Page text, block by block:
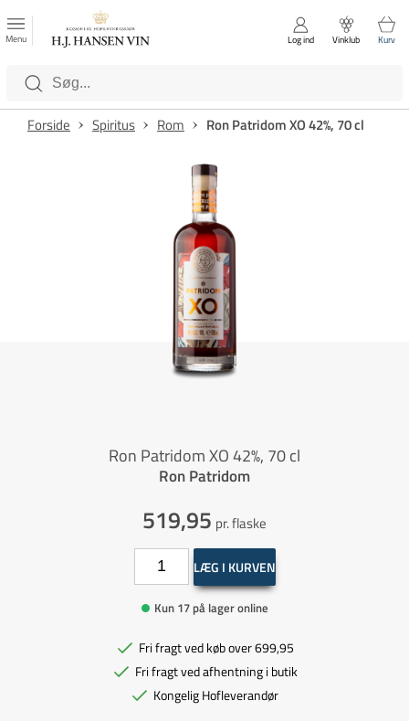
Luk
Kategorier
Menu Log ind Vinklub Kurv
Forside Spiritus Rom Ron Patridom XO 42%, 70 cl
Ron Patridom XO 42%, 70 cl
Ron Patridom
519,95 pr. flaske
LÆG I KURVEN
Kun 17 på lager online
Fri fragt ved køb over 699,95
Fri fragt ved afhentning i butik
Kongelig Hofleverandør